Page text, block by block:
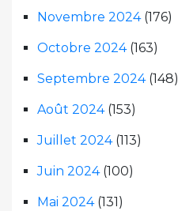
Novembre 2024(176)
Octobre 2024(163)
Septembre 2024(148)
Août 2024(153)
Juillet 2024(113)
Juin 2024(100)
Mai 2024(131)